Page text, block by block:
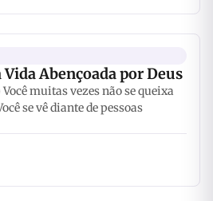
Vida Abençoada por Deus
Você muitas vezes não se queixa
se vê diante de pessoas